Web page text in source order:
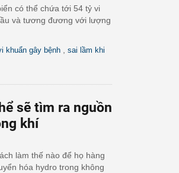
có thể chứa tới 54 tỷ vi
và tương đương với lượng
khuẩn gây bệnh
sai lầm khi
sẽ tìm ra nguồn
khí
làm thế nào để họ hàng
hóa hydro trong không